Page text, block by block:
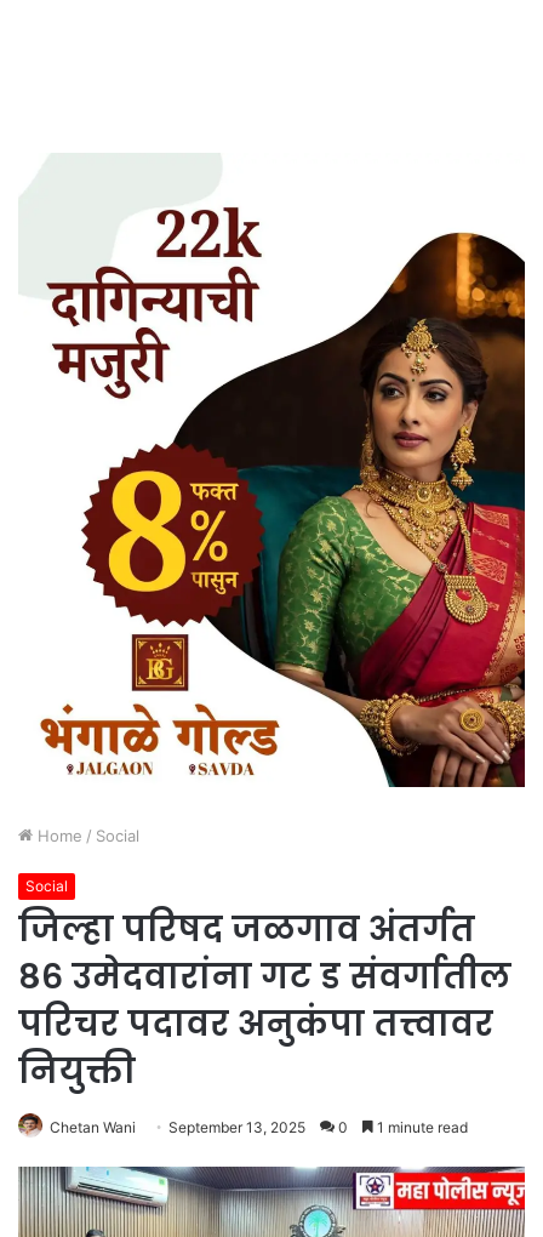
Home / Social
Social
जिल्हा परिषद जळगाव अंतर्गत
८६ उमेदवारांना गट ड संवर्गातील
परिचर पदावर अनुकंपा तत्त्वावर
नियुक्ती
Chetan Wani September 13, 2025 0 1 minute read